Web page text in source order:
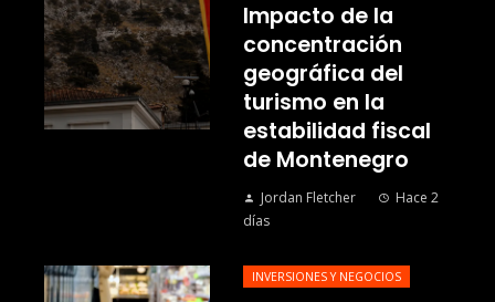
Impacto de la
concentración
geográfica del
turismo en la
estabilidad fiscal
de Montenegro
Jordan Fletcher
Hace 2
días
INVERSIONES Y NEGOCIOS